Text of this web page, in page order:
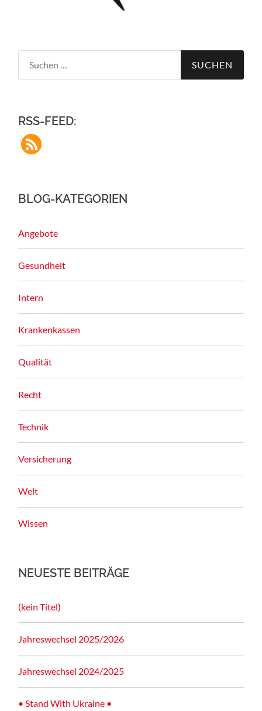
RSS-FEED:
BLOG-KATEGORIEN
Angebote
Gesundheit
Intern
Krankenkassen
Qualität
Recht
Technik
Versicherung
Welt
Wissen
NEUESTE BEITRÄGE
(kein Titel)
Jahreswechsel 2025/2026
Jahreswechsel 2024/2025
• Stand With Ukraine •